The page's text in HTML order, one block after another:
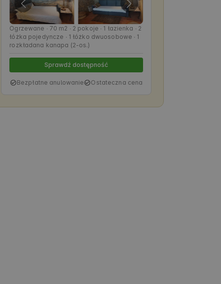
Ogrzewane ∙ 70 m2 ∙ 2 pokoje ∙ 1 łazienka ∙ 2
łóżka pojedyncze ∙ 1 łóżko dwuosobowe ∙ 1
rozkładana kanapa (2-os.)
Sprawdź dostępność
Bezpłatne anulowanie Ostateczna cena